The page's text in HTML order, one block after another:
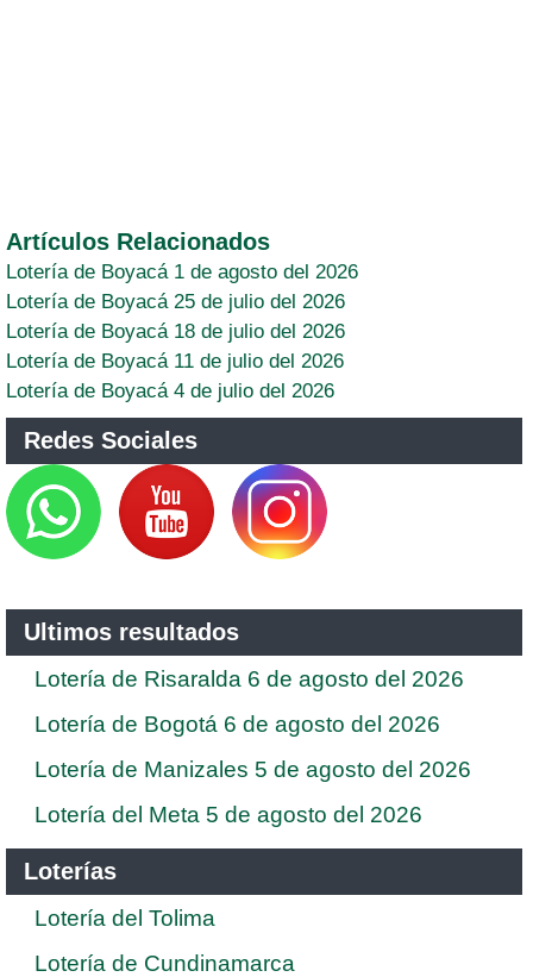
Artículos Relacionados
Lotería de Boyacá 1 de agosto del 2026
Lotería de Boyacá 25 de julio del 2026
Lotería de Boyacá 18 de julio del 2026
Lotería de Boyacá 11 de julio del 2026
Lotería de Boyacá 4 de julio del 2026
Redes Sociales
Ultimos resultados
Lotería de Risaralda 6 de agosto del 2026
Lotería de Bogotá 6 de agosto del 2026
Lotería de Manizales 5 de agosto del 2026
Lotería del Meta 5 de agosto del 2026
Loterías
Lotería del Tolima
Lotería de Cundinamarca